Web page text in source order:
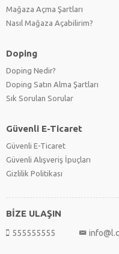
Mağaza Açma Şartları
Nasıl Mağaza Açabilirim?
Doping
Doping Nedir?
Doping Satın Alma Şartları
Sık Sorulan Sorular
Güvenli E-Ticaret
Güvenli E-Ticaret
Güvenli Alışveriş İpuçları
Gizlilik Politikası
BİZE ULAŞIN
555555555